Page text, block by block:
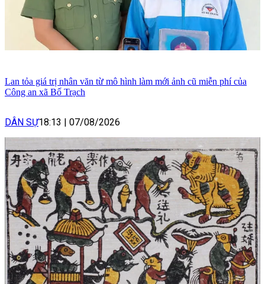
Lan tỏa giá trị nhân văn từ mô hình làm mới ảnh cũ miễn phí của
Công an xã Bố Trạch
DÂN SỰ18:13 07/08/2026